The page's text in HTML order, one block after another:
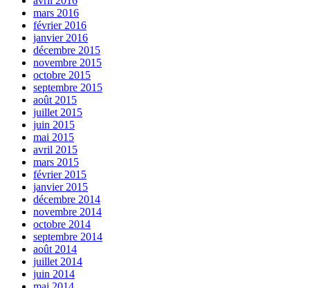
mars 2016
février 2016
janvier 2016
décembre 2015
novembre 2015
octobre 2015
septembre 2015
août 2015
juillet 2015
juin 2015
mai 2015
avril 2015
mars 2015
février 2015
janvier 2015
décembre 2014
novembre 2014
octobre 2014
septembre 2014
août 2014
juillet 2014
juin 2014